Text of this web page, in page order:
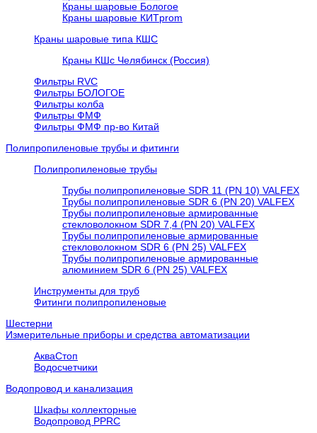
Краны шаровые Бологое
Краны шаровые КИТprom
Краны шаровые типа КШС
Краны КШс Челябинск (Россия)
Фильтры RVC
Фильтры БОЛОГОЕ
Фильтры колба
Фильтры ФМФ
Фильтры ФМФ пр-во Китай
Полипропиленовые трубы и фитинги
Полипропиленовые трубы
Трубы полипропиленовые SDR 11 (PN 10) VALFEX
Трубы полипропиленовые SDR 6 (PN 20) VALFEX
Трубы полипропиленовые армированные
стекловолокном SDR 7,4 (PN 20) VALFEX
Трубы полипропиленовые армированные
стекловолокном SDR 6 (PN 25) VALFEX
Трубы полипропиленовые армированные
алюминием SDR 6 (PN 25) VALFEX
Инструменты для труб
Фитинги полипропиленовые
Шестерни
Измерительные приборы и средства автоматизации
АкваСтоп
Водосчетчики
Водопровод и канализация
Шкафы коллекторные
Водопровод PPRC